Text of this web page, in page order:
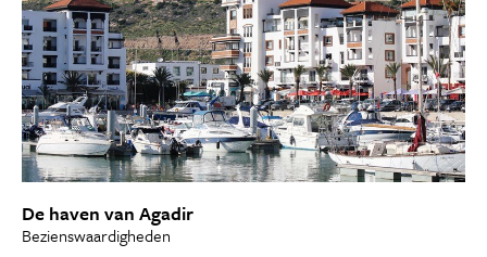
De haven van Agadir
Bezienswaardigheden